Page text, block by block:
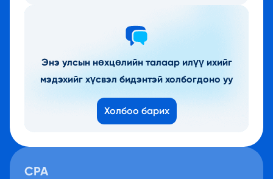
Энэ улсын нөхцөлийн талаар илүү ихийг
мэдэхийг хүсвэл бидэнтэй холбогдоно уу
Холбоо барих
CPA